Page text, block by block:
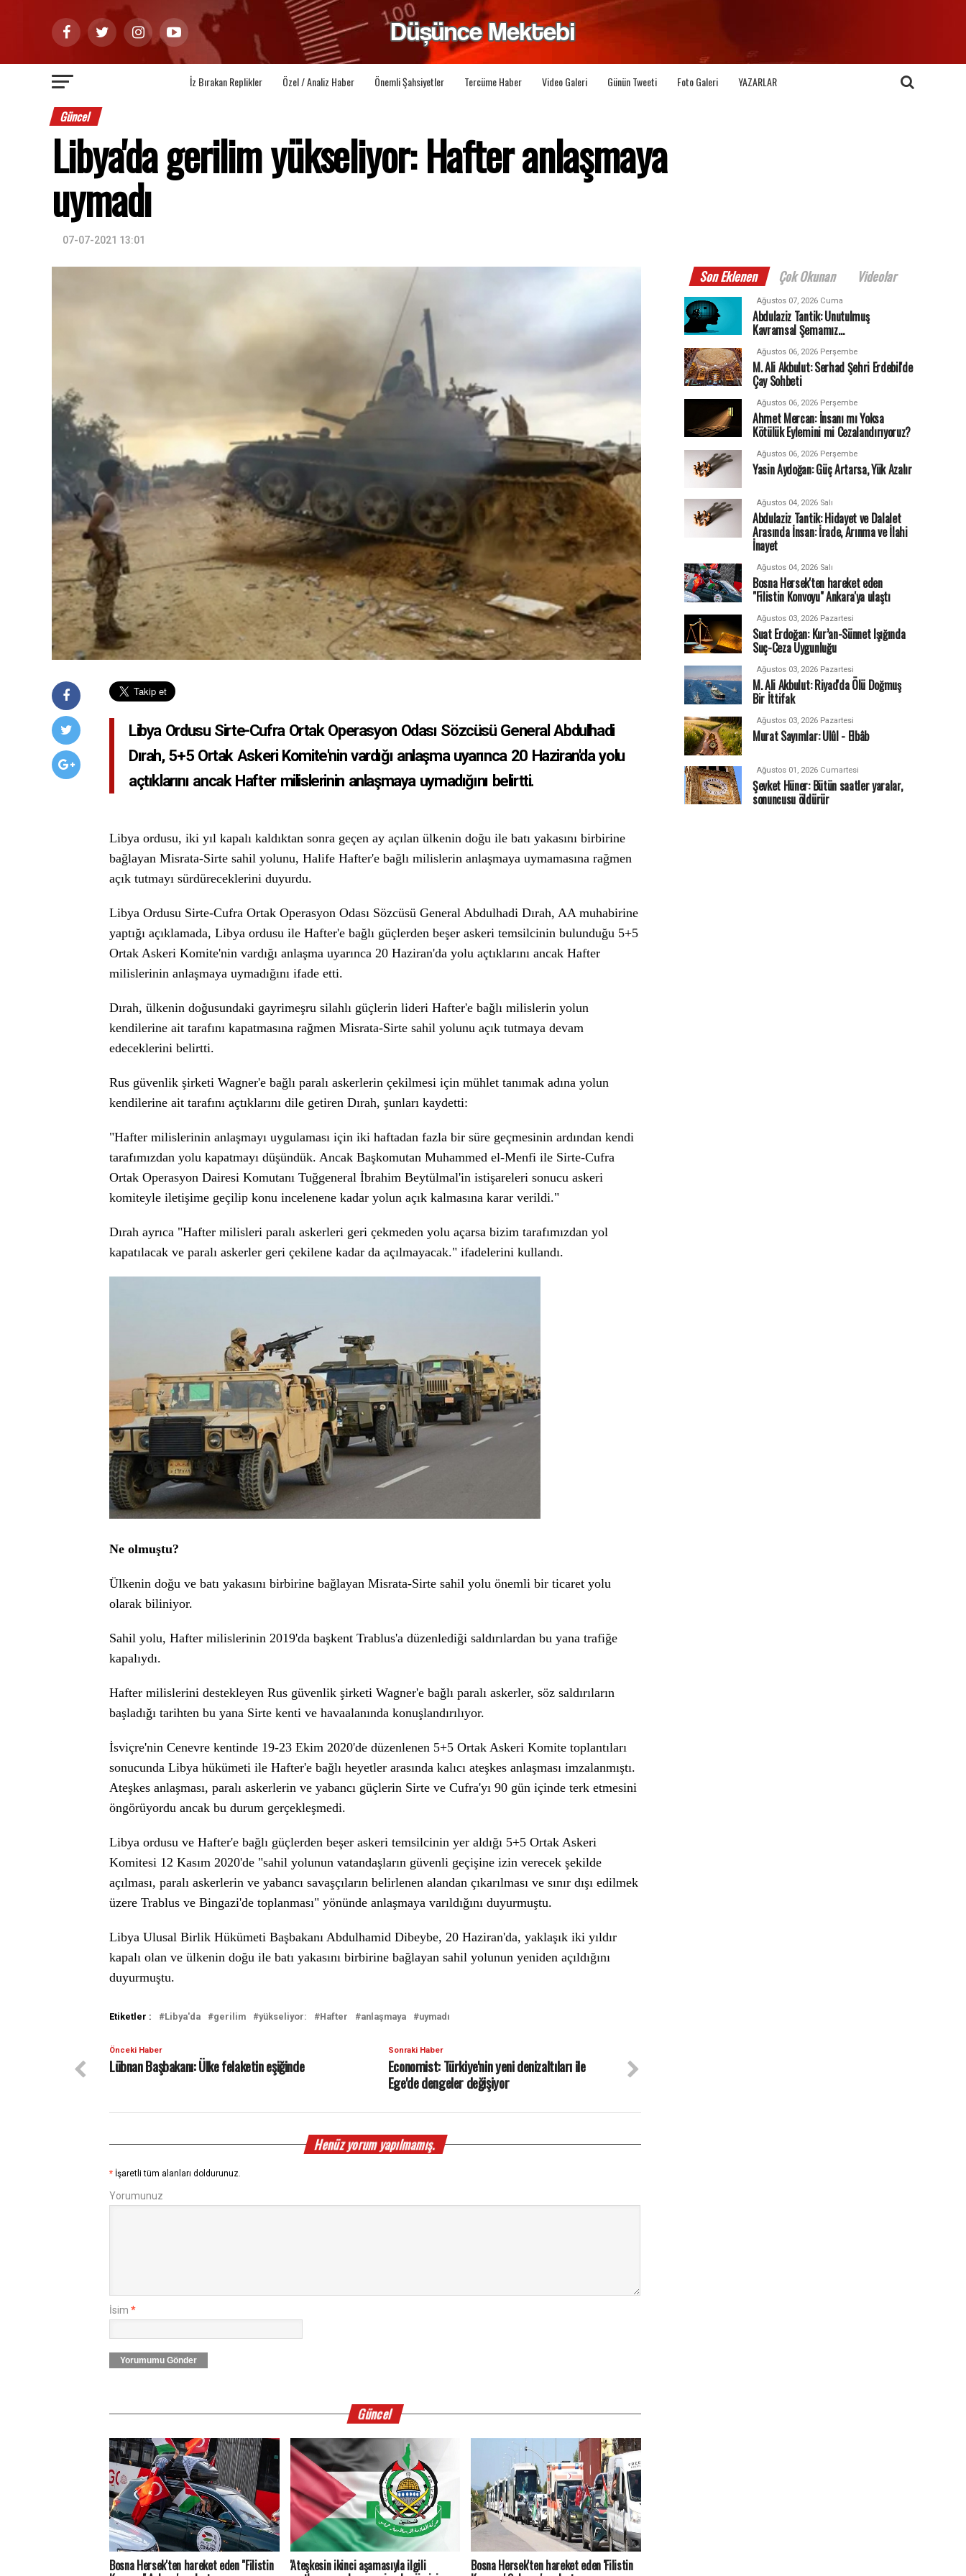
İz Bırakan Replikler Özel / Analiz Haber Önemli Şahsiyetler Tercüme Haber Video Galeri Günün Tweeti Foto Galeri YAZARLAR
Güncel
Libya'da gerilim yükseliyor: Hafter anlaşmaya
uymadı
07-07-2021 13:01
Libya Ordusu Sirte-Cufra Ortak Operasyon Odası Sözcüsü General Abdulhadi
Dırah, 5+5 Ortak Askeri Komite'nin vardığı anlaşma uyarınca 20 Haziran'da yolu
açtıklarını ancak Hafter milislerinin anlaşmaya uymadığını belirtti.
Libya ordusu, iki yıl kapalı kaldıktan sonra geçen ay açılan ülkenin doğu ile batı yakasını birbirine
bağlayan Misrata-Sirte sahil yolunu, Halife Hafter'e bağlı milislerin anlaşmaya uymamasına rağmen
açık tutmayı sürdüreceklerini duyurdu.
Libya Ordusu Sirte-Cufra Ortak Operasyon Odası Sözcüsü General Abdulhadi Dırah, AA muhabirine
yaptığı açıklamada, Libya ordusu ile Hafter'e bağlı güçlerden beşer askeri temsilcinin bulunduğu 5+5
Ortak Askeri Komite'nin vardığı anlaşma uyarınca 20 Haziran'da yolu açtıklarını ancak Hafter
milislerinin anlaşmaya uymadığını ifade etti.
Dırah, ülkenin doğusundaki gayrimeşru silahlı güçlerin lideri Hafter'e bağlı milislerin yolun
kendilerine ait tarafını kapatmasına rağmen Misrata-Sirte sahil yolunu açık tutmaya devam
edeceklerini belirtti.
Rus güvenlik şirketi Wagner'e bağlı paralı askerlerin çekilmesi için mühlet tanımak adına yolun
kendilerine ait tarafını açtıklarını dile getiren Dırah, şunları kaydetti:
"Hafter milislerinin anlaşmayı uygulaması için iki haftadan fazla bir süre geçmesinin ardından kendi
tarafımızdan yolu kapatmayı düşündük. Ancak Başkomutan Muhammed el-Menfi ile Sirte-Cufra
Ortak Operasyon Dairesi Komutanı Tuğgeneral İbrahim Beytülmal'in istişareleri sonucu askeri
komiteyle iletişime geçilip konu incelenene kadar yolun açık kalmasına karar verildi."
Dırah ayrıca "Hafter milisleri paralı askerleri geri çekmeden yolu açarsa bizim tarafımızdan yol
kapatılacak ve paralı askerler geri çekilene kadar da açılmayacak." ifadelerini kullandı.
Ne olmuştu?
Ülkenin doğu ve batı yakasını birbirine bağlayan Misrata-Sirte sahil yolu önemli bir ticaret yolu
olarak biliniyor.
Sahil yolu, Hafter milislerinin 2019'da başkent Trablus'a düzenlediği saldırılardan bu yana trafiğe
kapalıydı.
Hafter milislerini destekleyen Rus güvenlik şirketi Wagner'e bağlı paralı askerler, söz saldırıların
başladığı tarihten bu yana Sirte kenti ve havaalanında konuşlandırılıyor.
İsviçre'nin Cenevre kentinde 19-23 Ekim 2020'de düzenlenen 5+5 Ortak Askeri Komite toplantıları
sonucunda Libya hükümeti ile Hafter'e bağlı heyetler arasında kalıcı ateşkes anlaşması imzalanmıştı.
Ateşkes anlaşması, paralı askerlerin ve yabancı güçlerin Sirte ve Cufra'yı 90 gün içinde terk etmesini
öngörüyordu ancak bu durum gerçekleşmedi.
Libya ordusu ve Hafter'e bağlı güçlerden beşer askeri temsilcinin yer aldığı 5+5 Ortak Askeri
Komitesi 12 Kasım 2020'de "sahil yolunun vatandaşların güvenli geçişine izin verecek şekilde
açılması, paralı askerlerin ve yabancı savaşçıların belirlenen alandan çıkarılması ve sınır dışı edilmek
üzere Trablus ve Bingazi'de toplanması" yönünde anlaşmaya varıldığını duyurmuştu.
Libya Ulusal Birlik Hükümeti Başbakanı Abdulhamid Dibeybe, 20 Haziran'da, yaklaşık iki yıldır
kapalı olan ve ülkenin doğu ile batı yakasını birbirine bağlayan sahil yolunun yeniden açıldığını
duyurmuştu.
Etiketler : Libya'da gerilim yükseliyor: Hafter anlaşmaya uymadı
Önceki Haber
Lübnan Başbakanı: Ülke felaketin eşiğinde
Sonraki Haber
Economist: Türkiye'nin yeni denizaltıları ile
Ege'de dengeler değişiyor
Henüz yorum yapılmamış.
* İşaretli tüm alanları doldurunuz.
Yorumunuz
İsim *
Yorumumu Gönder
Güncel
Bosna Hersek'ten hareket eden "Filistin 'Ateşkesin ikinci aşamasıyla ilgili Bosna Hersek'ten hareket eden 'Filistin
Son Eklenen Çok Okunan Videolar
Ağustos 07, 2026 Cuma
Abdulaziz Tantik: Unutulmuş
Kavramsal Şemamız…
Ağustos 06, 2026 Perşembe
M. Ali Akbulut: Serhad Şehri Erdebil'de
Çay Sohbeti
Ağustos 06, 2026 Perşembe
Ahmet Mercan: İnsanı mı Yoksa
Kötülük Eylemini mi Cezalandırıyoruz?
Ağustos 06, 2026 Perşembe
Yasin Aydoğan: Güç Artarsa, Yük Azalır
Ağustos 04, 2026 Salı
Abdulaziz Tantik: Hidayet ve Dalalet
Arasında İnsan: İrade, Arınma ve İlahi
İnayet
Ağustos 04, 2026 Salı
Bosna Hersek'ten hareket eden
"Filistin Konvoyu" Ankara'ya ulaştı
Ağustos 03, 2026 Pazartesi
Suat Erdoğan: Kur’an-Sünnet Işığında
Suç-Ceza Uygunluğu
Ağustos 03, 2026 Pazartesi
M. Ali Akbulut: Riyad'da Ölü Doğmuş
Bir İttifak
Ağustos 03, 2026 Pazartesi
Murat Sayımlar: Ulûl - Elbâb
Ağustos 01, 2026 Cumartesi
Şevket Hüner: Bütün saatler yaralar,
sonuncusu öldürür